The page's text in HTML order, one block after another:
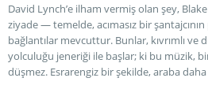
David Lynch’e ilham vermiş olan şey,
ziyade — temelde, acımasız bir
bağlantılar mevcuttur. Bunlar, kıvrımlı
yolculuğu jeneriği ile başlar; ki bu müzik,
düşmez. Esrarengiz bir şekilde, araba